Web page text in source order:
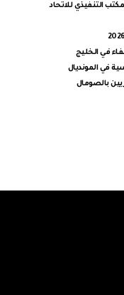
التنفيذي للاتحاد
في الخليج
في المونديال
بالصومال